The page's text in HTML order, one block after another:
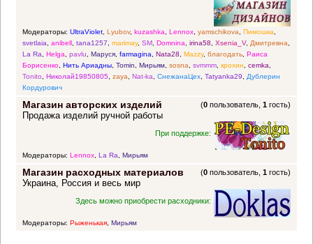
Модераторы: UltraViolet, Lyubov, kuzashka, Lennox, yamschikova, Пимошка,
svetlaia, anibell, tana1257, marimay, SM, Domnina, irina58, Xsenia_V, Дмитревна,
La Ra, Helga, pavlu, Маруся, farmagina, Nata28, Mazzy, благодать, Раиса
Борисенко, Нить Ариадны, Tomin, Мирьям, sosna, svmmm, крохин, cemka,
Tonito, Николай19850805, zaya, Nat-ka, СнежанаЦех, Tatyanka29, Дублерин
Кордурович
Магазин авторских изделий (0 пользователь,1 гость)
Продажа изделий ручной работы
При поддержке:
Модераторы: Lennox, La Ra, Мирьям
Магазин расходных материалов (0 пользователь,1 гость)
Украина, Россия и весь мир
Здесь можно приобрести расходники:
Модераторы: Рыженькая, Мирьям